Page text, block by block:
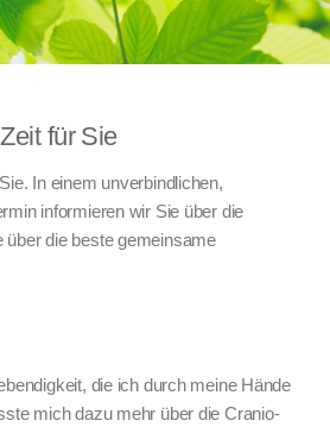
für Sie
In einem unverbindlichen,
informieren wir Sie über die
über die beste gemeinsame
die ich durch meine Hände
mich dazu mehr über die Cranio-